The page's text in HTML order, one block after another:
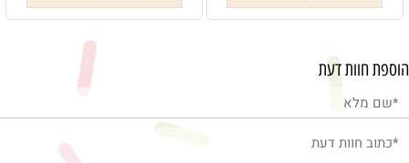
הוספת חוות דעת